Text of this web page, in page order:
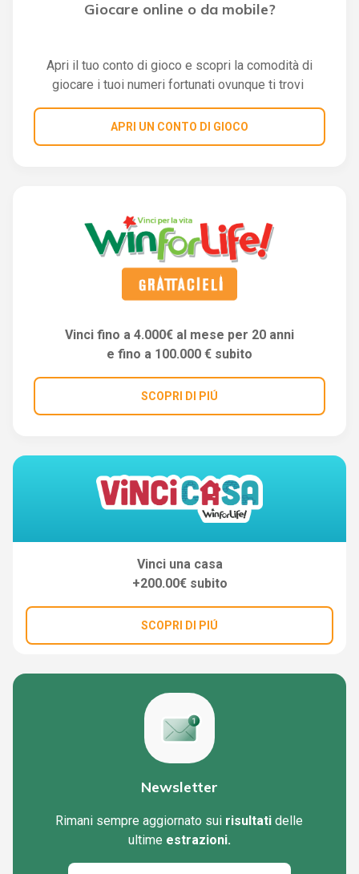
Giocare online o da mobile?
Apri il tuo conto di gioco e scopri la comodità di
giocare i tuoi numeri fortunati ovunque ti trovi
APRI UN CONTO DI GIOCO
Vinci fino a 4.000€ al mese per 20 anni
e fino a 100.000 € subito
SCOPRI DI PIÚ
Vinci una casa
+200.00€ subito
SCOPRI DI PIÚ
Newsletter
Rimani sempre aggiornato sui risultati delle
ultime estrazioni.